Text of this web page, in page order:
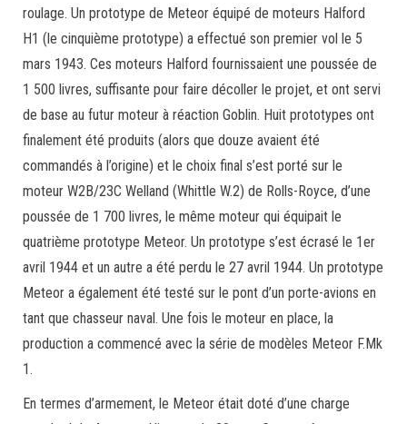
roulage. Un prototype de Meteor équipé de moteurs Halford
H1 (le cinquième prototype) a effectué son premier vol le 5
mars 1943. Ces moteurs Halford fournissaient une poussée de
1 500 livres, suffisante pour faire décoller le projet, et ont servi
de base au futur moteur à réaction Goblin. Huit prototypes ont
finalement été produits (alors que douze avaient été
commandés à l’origine) et le choix final s’est porté sur le
moteur W2B/23C Welland (Whittle W.2) de Rolls-Royce, d’une
poussée de 1 700 livres, le même moteur qui équipait le
quatrième prototype Meteor. Un prototype s’est écrasé le 1er
avril 1944 et un autre a été perdu le 27 avril 1944. Un prototype
Meteor a également été testé sur le pont d’un porte-avions en
tant que chasseur naval. Une fois le moteur en place, la
production a commencé avec la série de modèles Meteor F.Mk
1.
En termes d’armement, le Meteor était doté d’une charge